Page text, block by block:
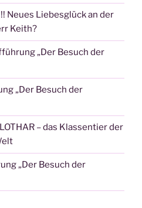
Neues Liebesglück an der
Keith?
„Der Besuch der
„Der Besuch der
– das Klassentier der
„Der Besuch der